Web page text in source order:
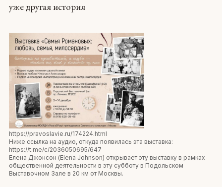
уже другая история
https://pravoslavie.ru/174224.html
Ниже ссылка на аудио, откуда появилась эта выставка:
https://t.me/c/2036050695/647
Елена Джонсон (Elena Johnson) открывает эту выставку в рамках
общественной деятельности в эту субботу в Подольском
Выставочном Зале в 20 км от Москвы.